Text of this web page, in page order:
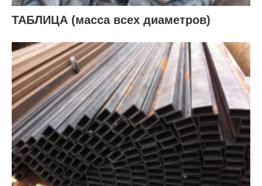
ТАБЛИЦА (масса всех диаметров)